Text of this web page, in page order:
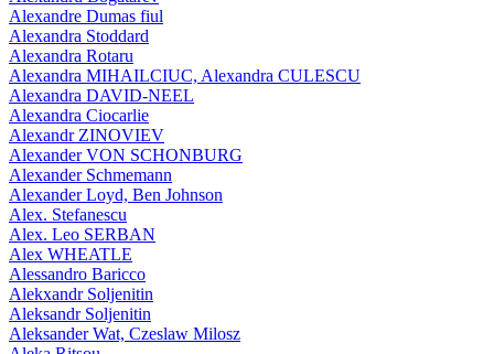
Alexandre Dumas fiul
Alexandra Stoddard
Alexandra Rotaru
Alexandra MIHAILCIUC, Alexandra CULESCU
Alexandra DAVID-NEEL
Alexandra Ciocarlie
Alexandr ZINOVIEV
Alexander VON SCHONBURG
Alexander Schmemann
Alexander Loyd, Ben Johnson
Alex. Stefanescu
Alex. Leo SERBAN
Alex WHEATLE
Alessandro Baricco
Alekxandr Soljenitin
Aleksandr Soljenitin
Aleksander Wat, Czeslaw Milosz